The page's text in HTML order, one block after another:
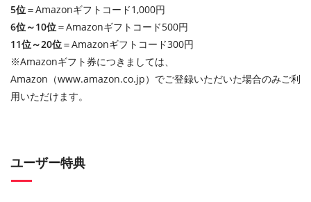
5位＝Amazonギフトコード1,000円
6位～10位＝Amazonギフトコード500円
11位～20位＝Amazonギフトコード300円
※Amazonギフト券につきましては、
Amazon（www.amazon.co.jp）でご登録いただいた場合のみご利
用いただけます。
ユーザー特典